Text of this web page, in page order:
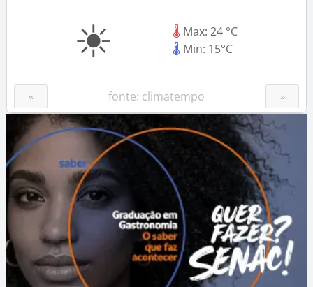
☀ 🌡 Max: 24 °C
🌡 Min: 15°C
« fonte: climatempo »